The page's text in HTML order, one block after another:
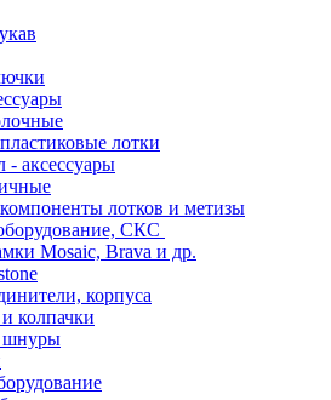
лотки
- аксессуары
лотков и метизы
СКС
Mosaic, Brava и др.
корпуса
колпачки
шнуры